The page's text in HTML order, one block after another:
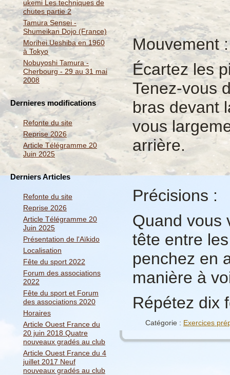
ukemi Les techniques de
chutes partie 2
Tamura Sensei -
Shumeikan Dojo (France)
Morihei Ueshiba en 1960
à Tokyo
Nobuyoshi Tamura -
Cherbourg - 29 au 31 mai
2008
Dernieres modifications
Refonte du site
Reprise 2026
Article Télégramme 20
Juin 2025
Derniers Articles
Refonte du site
Reprise 2026
Article Télégramme 20
Juin 2025
Présentation de l'Aïkido
Localisation
Fête du sport 2022
Forum des associations
2022
Fête du sport et Forum
des associations 2020
Horaires
Article Ouest France du
20 juin 2018 Quatre
nouveaux gradés au club
Article Ouest France du 4
juillet 2017 Neuf
nouveaux gradés au club
Mouvement :
Écartez les
Tenez-vous
bras devant
vous
arrière.
Précisions :
Quand vous
tête entre
penchez en
manière à
Répétez dix
Catégorie : Exercices